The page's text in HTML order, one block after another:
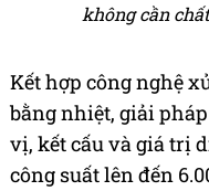
không cần
Kết hợp công nghệ
bằng nhiệt, giải
vị, kết cấu và giá trị
công suất lên đến